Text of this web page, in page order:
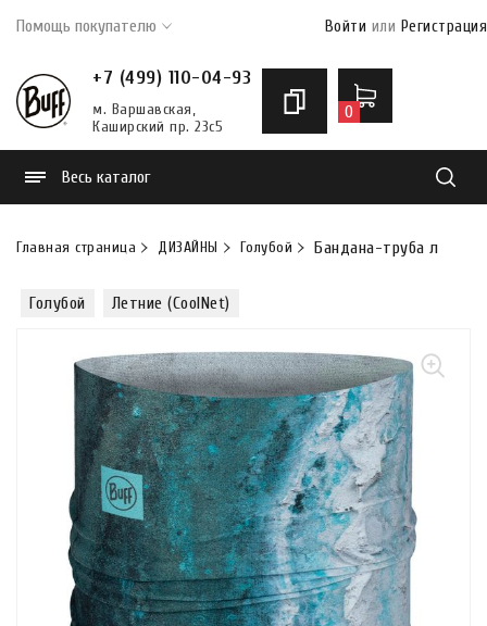
Помощь покупателю Войти или Регистрация
+7 (499) 110-04-93
м. Варшавская,
Каширский пр. 23с5
0
Весь каталог
Главная страница ДИЗАЙНЫ Голубой Бандана-труба
Голубой Летние (CoolNet)